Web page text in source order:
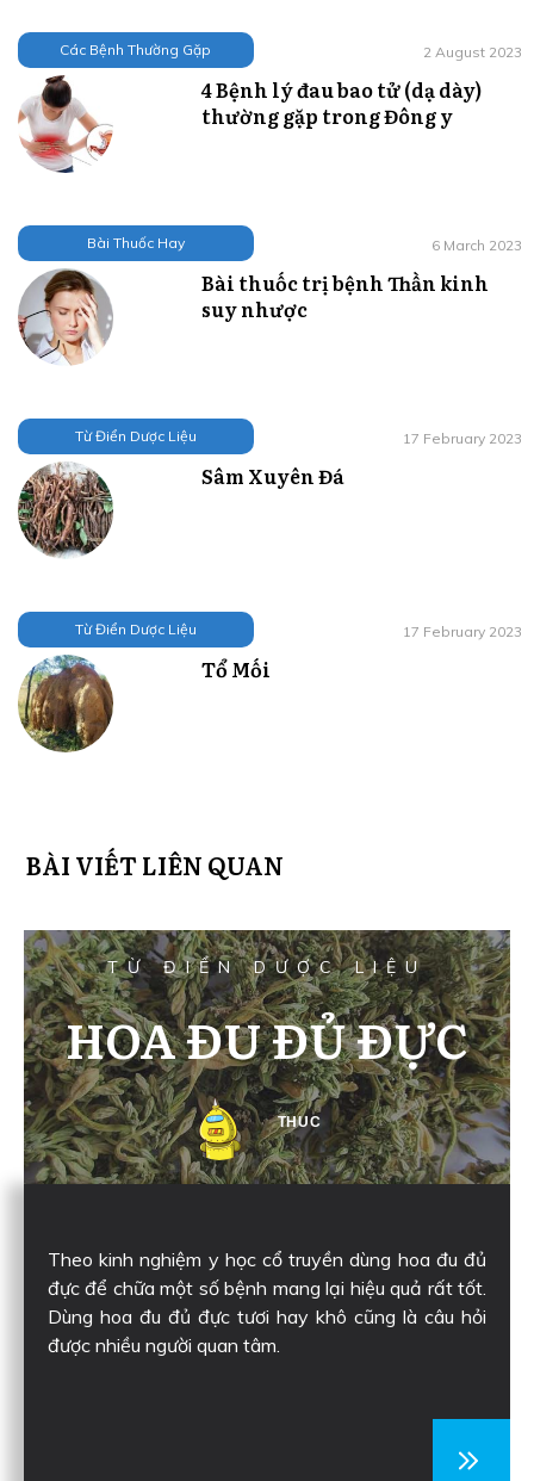
Các Bệnh Thường Gặp 2 August 2023
4 Bệnh lý đau bao tử (dạ dày)
thường gặp trong Đông y
Bài Thuốc Hay 6 March 2023
Bài thuốc trị bệnh Thần kinh
suy nhược
Từ Điển Dược Liệu 17 February 2023
Sâm Xuyên Đá
Từ Điển Dược Liệu 17 February 2023
Tổ Mối
BÀI VIẾT LIÊN QUAN
TỪ ĐIỂN DƯỢC LIỆU
HOA ĐU ĐỦ ĐỰC
THUC
Theo kinh nghiệm y học cổ truyền dùng hoa đu đủ
đực để chữa một số bệnh mang lại hiệu quả rất tốt.
Dùng hoa đu đủ đực tươi hay khô cũng là câu hỏi
được nhiều người quan tâm.